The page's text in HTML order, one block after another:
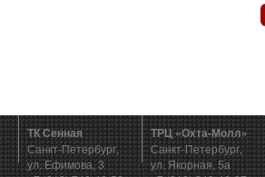
ТК Сенная
Санкт-Петербург,
ул. Ефимова, 3
ТРЦ «Охта-Молл»
Санкт-Петербург,
ул. Якорная, 5а